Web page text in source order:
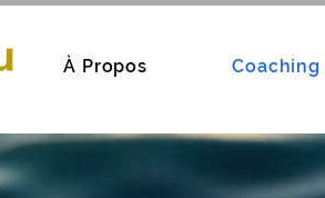
À Propos